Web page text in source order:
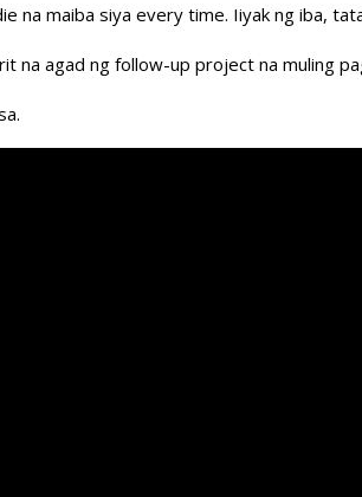
na maiba siya every time. Iiyak ng iba,
na agad ng follow-up project na muling